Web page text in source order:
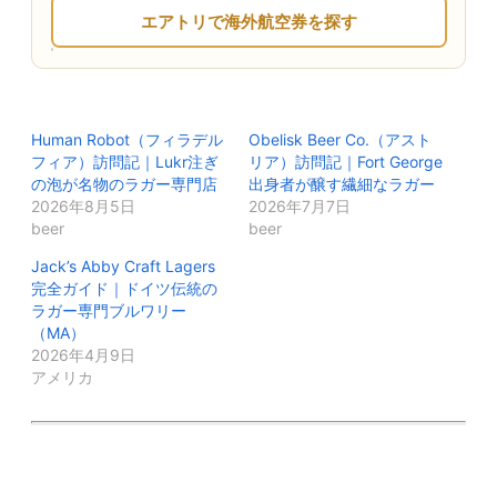
エアトリで海外航空券を探す
Human Robot（フィラデル
フィア）訪問記｜Lukr注ぎ
の泡が名物のラガー専門店
2026年8月5日
beer
Obelisk Beer Co.（アスト
リア）訪問記｜Fort George
出身者が醸す繊細なラガー
2026年7月7日
beer
Jack’s Abby Craft Lagers
完全ガイド｜ドイツ伝統の
ラガー専門ブルワリー
（MA）
2026年4月9日
アメリカ